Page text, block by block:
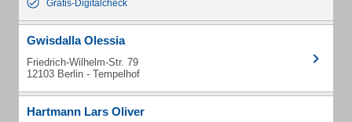
Gratis-Digitalcheck
Gwisdalla Olessia
Friedrich-Wilhelm-Str. 79
12103 Berlin - Tempelhof
Hartmann Lars Oliver